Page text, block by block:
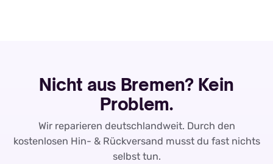
Nicht aus Bremen? Kein
Problem.
Wir reparieren deutschlandweit. Durch den
kostenlosen Hin- & Rückversand musst du fast nichts
selbst tun.